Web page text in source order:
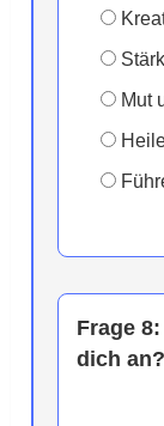
Mut
Frage 8:
dich an?